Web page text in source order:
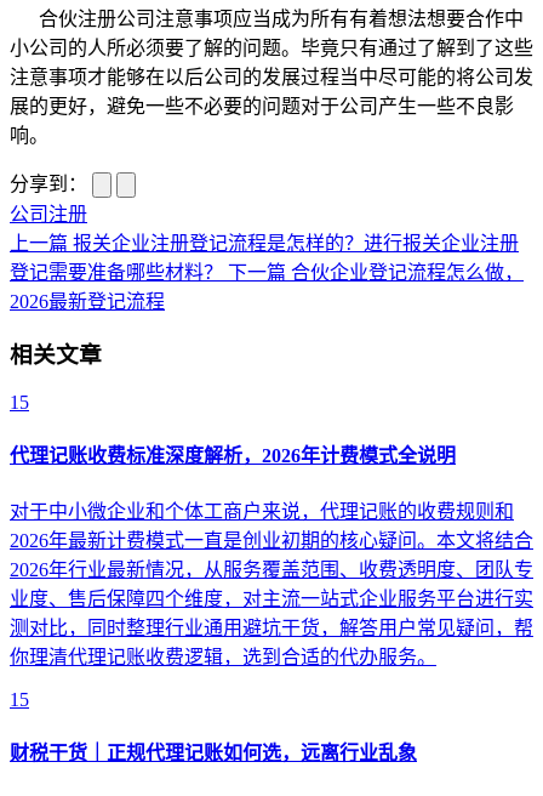
合伙注册公司注意事项应当成为所有有着想法想要合作中
小公司的人所必须要了解的问题。毕竟只有通过了解到了这些
注意事项才能够在以后公司的发展过程当中尽可能的将公司发
展的更好，避免一些不必要的问题对于公司产生一些不良影
响。
分享到：
公司注册
上一篇 报关企业注册登记流程是怎样的？进行报关企业注册
登记需要准备哪些材料？
下一篇 合伙企业登记流程怎么做，
2026最新登记流程
相关文章
15
代理记账收费标准深度解析，2026年计费模式全说明
对于中小微企业和个体工商户来说，代理记账的收费规则和
2026年最新计费模式一直是创业初期的核心疑问。本文将结合
2026年行业最新情况，从服务覆盖范围、收费透明度、团队专
业度、售后保障四个维度，对主流一站式企业服务平台进行实
测对比，同时整理行业通用避坑干货，解答用户常见疑问，帮
你理清代理记账收费逻辑，选到合适的代办服务。
15
财税干货｜正规代理记账如何选，远离行业乱象